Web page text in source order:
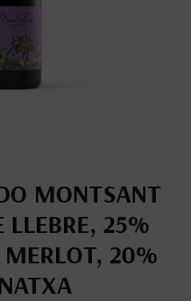
MONTSANT
25%
20%